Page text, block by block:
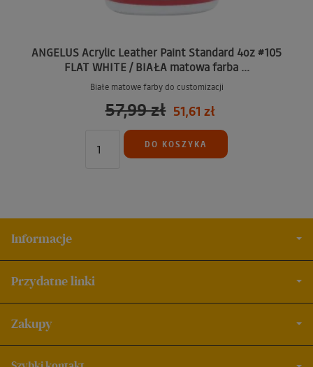
ANGELUS Acrylic Leather Paint Standard 4oz #105
FLAT WHITE / BIAŁA matowa farba ...
Białe matowe farby do customizacji
57,99 zł 51,61 zł
DO KOSZYKA
Informacje
Przydatne linki
Zakupy